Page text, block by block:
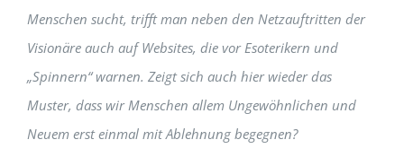
Menschen sucht, trifft man neben den Netzauftritten der
Visionäre auch auf Websites, die vor Esoterikern und
„Spinnern“ warnen. Zeigt sich auch hier wieder das
Muster, dass wir Menschen allem Ungewöhnlichen und
Neuem erst einmal mit Ablehnung begegnen?